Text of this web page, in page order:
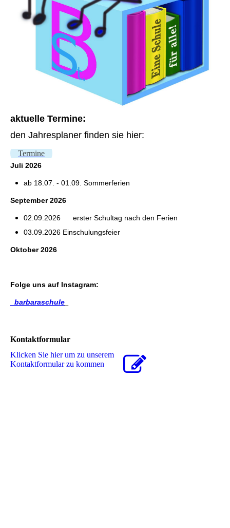
aktuelle Termine:
den Jahresplaner finden sie hier:
Termine
Juli 2026
ab 18.07. - 01.09. Sommerferien
September 2026
02.09.2026
erster Schultag nach den Ferien
03.09.2026 Einschulungsfeier
Oktober 2026
Folge uns auf Instagram:
_barbaraschule
Kontaktformular
Klicken Sie hier um zu unserem
Kon­takt­for­mu­lar zu kommen